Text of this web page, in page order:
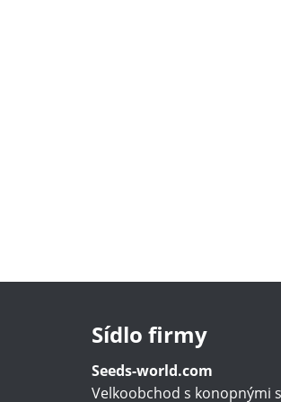
Sídlo firmy
Seeds-world.com
Velkoobchod s konopnými